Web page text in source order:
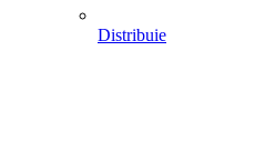
Distribuie